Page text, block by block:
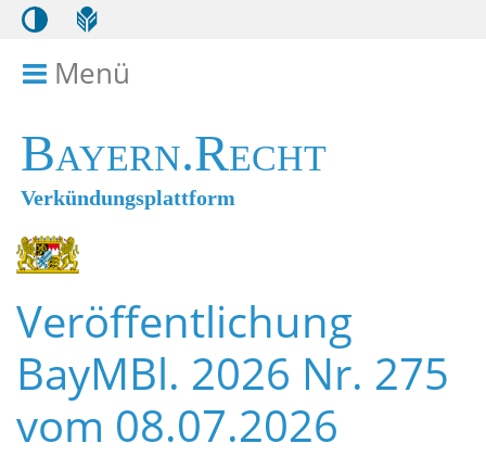
Menü
Bayern.Recht
Verkündungsplattform
Veröffentlichung
BayMBl. 2026 Nr. 275
vom 08.07.2026